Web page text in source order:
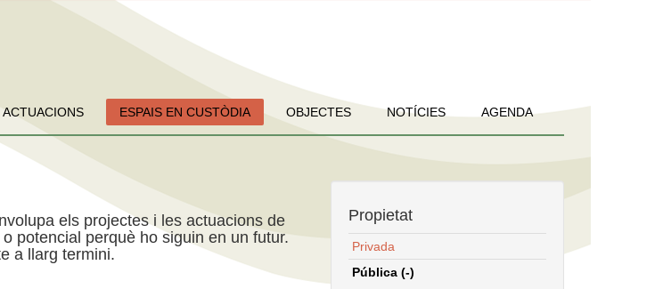
ACTUACIONS ESPAIS EN CUSTÒDIA OBJECTES NOTÍCIES AGENDA
els projectes i les actuacions de
potencial perquè ho siguin en un futur.
a llarg termini.
Propietat
Privada
Pública (-)